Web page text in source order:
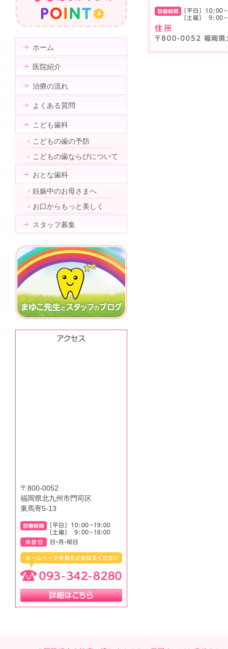
ホーム
医院紹介
治療の流れ
よくある質問
こども歯科
こどもの歯の予防
こどもの歯ならびについて
おとな歯科
妊娠中のお母さまへ
お口からもっと美しく
スタッフ募集
〒800-0052
福岡県北九州市門司区
東馬寄5-13